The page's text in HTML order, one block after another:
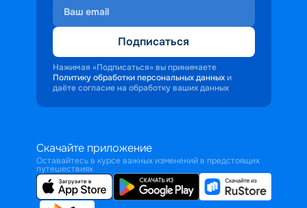
Подписаться
Нажимая «Подписаться» вы принимаете
Политику обработки персональных данных и
даёте согласие на обработку ваших данных
Скачайте приложение
Оставайтесь в курсе важных изменений в предстоящих
путешествиях